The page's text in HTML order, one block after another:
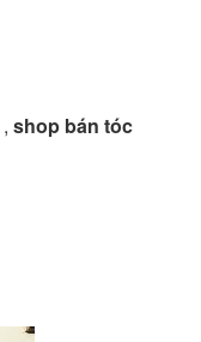
, shop bán tóc